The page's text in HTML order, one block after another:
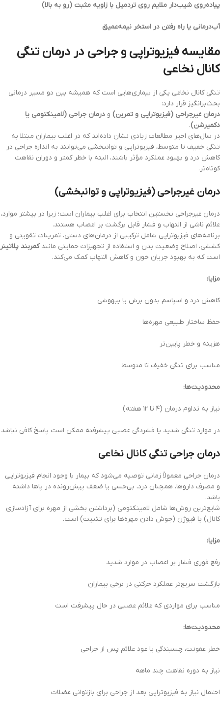
پیاده‌روی شیب‌دار ملایم روی تردمیل با زاویه مثبت (رو به بالا)
آب‌درمانی یا راه رفتن در استخر نیمه‌عمیق
مقایسه فیزیوتراپی و جراحی در درمان تنگی
کانال نخاعی
تنگی کانال نخاعی یکی از بیماری‌هایی است که همیشه بین دو مسیر درمانی
بحث‌برانگیز قرار دارد:
درمان غیرجراحی (فیزیوتراپی و تمرین) و درمان جراحی (لامینکتومی یا
دکمپرشن).
در سال‌های اخیر مطالعات زیادی نشان داده‌اند که در اغلب بیماران مبتلا به
تنگی خفیف تا متوسط، فیزیوتراپی و توانبخشی می‌توانند به اندازه جراحی در
کاهش درد و بهبود عملکرد مؤثر باشند، البته با خطر کمتر و دوران نقاهت
کوتاه‌تر.
درمان غیرجراحی (فیزیوتراپی و توانبخشی)
درمان غیرجراحی نخستین انتخاب برای اغلب بیماران است؛ زیرا در بیشتر موارد،
علائم ناشی از التهاب و فشار قابل برگشت بر اعصاب هستند.
برنامه‌های فیزیوتراپی شامل ترکیبی از درمان‌های دستی، تمرینات تقویتی و
کششی، اصلاح وضعیت بدن و استفاده از تجهیزات حمایتی مانندکمربند پلاتینر
است که به بهبود جریان خون و کاهش التهاب کمک می‌کند.
مزایا:
کاهش درد و اسپاسم بدون برش یا بیهوشی
حفظ ساختار طبیعی مهره‌ها
هزینه و خطر پایین‌تر
مناسب برای تنگی خفیف تا متوسط
محدودیت‌ها:
نیاز به تداوم درمان (۴ تا ۱۲ هفته)
در موارد تنگی شدید یا فشردگی عصبی پیشرفته ممکن است پاسخ کافی نباشد
درمان جراحی تنگی کانال نخاعی
درمان جراحی معمولاً زمانی توصیه می‌شود که بیمار با وجود انجام فیزیوتراپی
و مصرف داروها، همچنان درد، بی‌حسی یا ضعف پیش‌رونده در پاها داشته
باشد.
شایع‌ترین روش‌ها شامل لامینکتومی (برداشتن بخشی از مهره برای آزادسازی
کانال) یا فیوژن (جوش دادن مهره‌ها برای تثبیت) است.
مزایا:
رفع فوری فشار بر اعصاب در موارد شدید
بازگشت سریع‌تر عملکرد حرکتی در برخی بیماران
مناسب برای مواردی که علائم عصبی در حال پیشرفت است
محدودیت‌ها:
خطر عفونت، چسبندگی یا عود علائم پس از جراحی
نیاز به دوره نقاهت چند ماهه
احتمال نیاز به فیزیوتراپی بعد از جراحی برای بازتوانی عضلات